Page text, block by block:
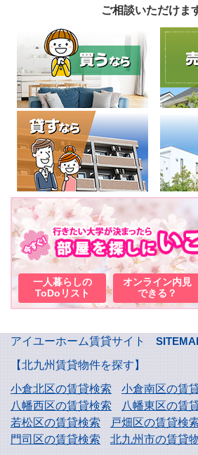
ご相談いただけま
一人暮らしの
ToDoリスト
オンライン内見
できる？
アイユーホーム賃貸サイト
【北九州賃貸物件を探す】
小倉北区の賃貸検索
小倉南区の賃
八幡西区の賃貸検索
八幡東区の賃
若松区の賃貸検索
戸畑区の賃貸検
門司区の賃貸検索
北九州市の賃貸